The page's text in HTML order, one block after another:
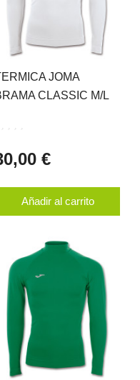
JOMA
CLASSIC M/L
€
Añadir al carrito